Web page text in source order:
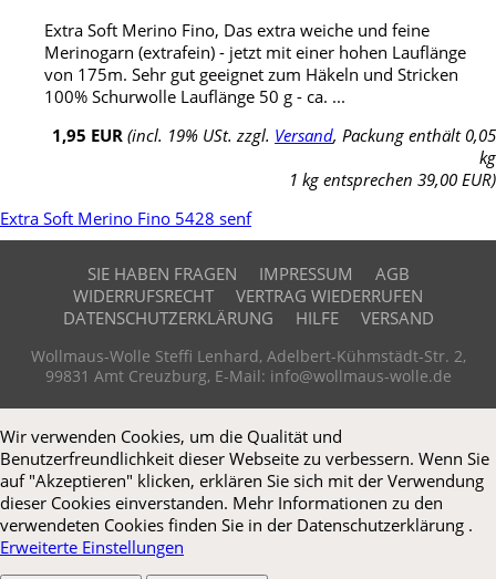
Extra Soft Merino Fino, Das extra weiche und feine
Merinogarn (extrafein) - jetzt mit einer hohen Lauflänge
von 175m. Sehr gut geeignet zum Häkeln und Stricken
100% Schurwolle Lauflänge 50 g - ca. ...
1,95 EUR (incl. 19% USt. zzgl. Versand, Packung enthält 0,05
kg
1 kg entsprechen 39,00 EUR)
Extra Soft Merino Fino 5428 senf
SIE HABEN FRAGEN IMPRESSUM
AGB
WIDERRUFSRECHT
VERTRAG WIEDERRUFEN
DATENSCHUTZERKLÄRUNG
HILFE VERSAND
Wollmaus-Wolle Steffi Lenhard, Adelbert-Kühmstädt-Str. 2,
99831 Amt Creuzburg, E-Mail: info@wollmaus-wolle.de
Wir verwenden Cookies, um die Qualität und
Benutzerfreundlichkeit dieser Webseite zu verbessern. Wenn Sie
auf "Akzeptieren" klicken, erklären Sie sich mit der Verwendung
dieser Cookies einverstanden. Mehr Informationen zu den
verwendeten Cookies finden Sie in der Datenschutzerklärung .
Erweiterte Einstellungen